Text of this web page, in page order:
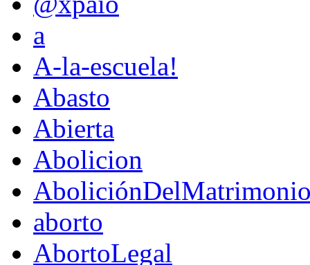
a
A-la-escuela!
Abasto
Abierta
Abolicion
aborto
AbortoLegal